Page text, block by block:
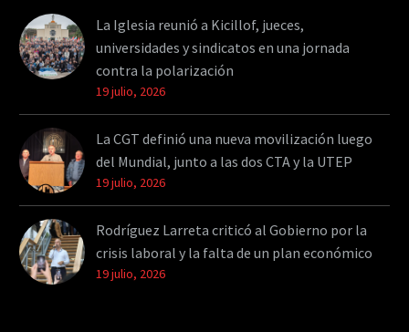
La Iglesia reunió a Kicillof, jueces,
universidades y sindicatos en una jornada
contra la polarización
19 julio, 2026
La CGT definió una nueva movilización luego
del Mundial, junto a las dos CTA y la UTEP
19 julio, 2026
Rodríguez Larreta criticó al Gobierno por la
crisis laboral y la falta de un plan económico
19 julio, 2026